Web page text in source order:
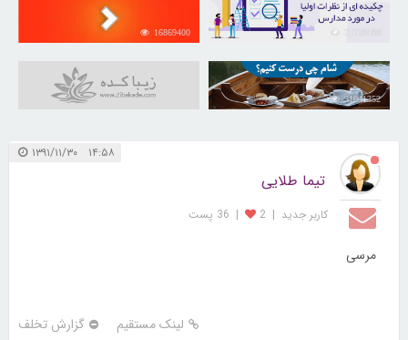
16869400
31041352
۱۴:۵۸ ۱۳۹۱/۱۱/۳۰
تیما طلایی
کاربر جديد |
2
| 36 پست
مرسی
لینک مستقیم گزارش تخلف